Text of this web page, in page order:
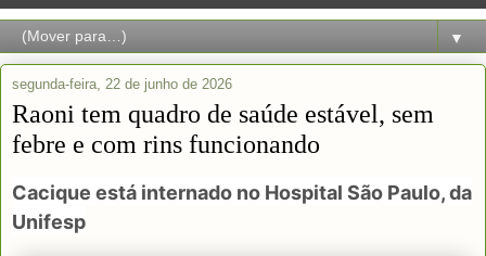
▼
segunda-feira, 22 de junho de 2026
Raoni tem quadro de saúde estável, sem
febre e com rins funcionando
Cacique está internado no Hospital São Paulo, da
Unifesp